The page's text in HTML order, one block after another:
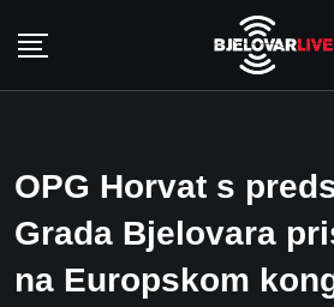
OPG Horvat s
Grada Bjelovara
na Europskom